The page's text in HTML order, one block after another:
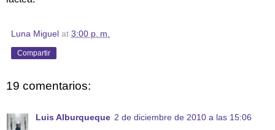
Luna Miguel at 3:00 p. m.
Compartir
19 comentarios:
Luis Alburqueque 2 de diciembre de 2010 a las 15:06